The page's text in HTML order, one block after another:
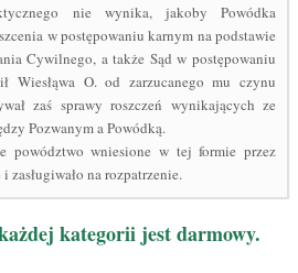
nie wynika, jakoby Powódka
w postępowaniu karnym na podstawie
Cywilnego, a także Sąd w postępowaniu
Wiesłąwa O. od zarzucanego mu czynu
zaś sprawy roszczeń wynikających ze
Pozwanym a Powódką.
powództwo wniesione w tej formie przez
zasługiwało na rozpatrzenie.
kategorii jest darmowy.